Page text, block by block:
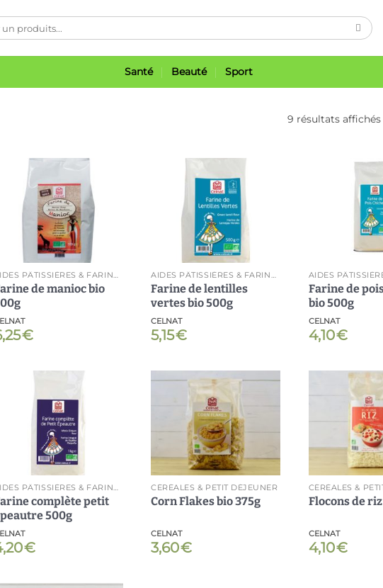
Santé Beauté Sport
9 résultats affichés
Ajouter
à ma
liste
de manioc bio
€
Ajouter
Farine de lentilles
vertes bio 500g
CELNAT
5,15€
Farine de
bio 500g
CELNAT
4,10€
complète petit
500g
€
Ajouter
à ma
CÉRÉALES & PETIT DÉJEUNER
Corn Flakes bio 375g
CELNAT
3,60€
CÉRÉALES &
Flocons de
CELNAT
4,10€